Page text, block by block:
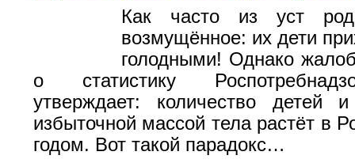
Как часто из уст
возмущённое: их дети
голодными! Однако
о статистику
утверждает: количество детей
избыточной массой тела растёт в
годом. Вот такой парадокс…